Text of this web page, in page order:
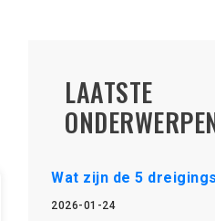
LAATSTE
Wat zijn de 5
2026-01-24